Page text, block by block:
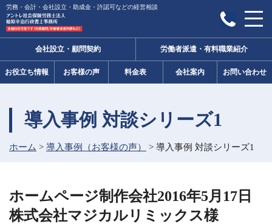
労務・会計・会社設立・助成金・許認可などの経営相談
会社設立・顧問契約 労働者派遣・有料職業紹介
お役立ち情報 お客様の声 料金表 会社案内 お問い合わせ
導入事例 対談シリーズ1
ホーム > 導入事例（お客様の声） > 導入事例 対談シリーズ1
ホームページ制作会社2016年5月17日
株式会社マジカルリミックス様